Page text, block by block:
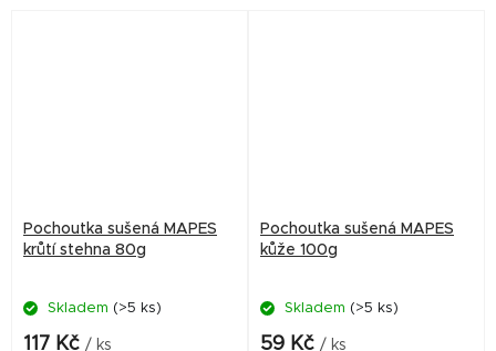
Pochoutka sušená MAPES
krůtí stehna 80g
Skladem (>5 ks)
117 Kč / ks
Pochoutka sušená MAPES
kůže 100g
Skladem (>5 ks)
59 Kč / ks